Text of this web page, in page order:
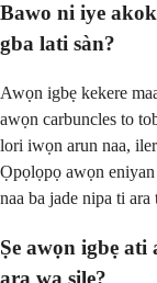
Bawo ni iye
gba lati sàn?
Awọn igbẹ kekere
awọn carbuncles to
lori iwọn arun naa,
Ọpọlọpọ awọn
naa ba jade nipa ti
Ṣe awọn igbẹ ati
ara wa silẹ?